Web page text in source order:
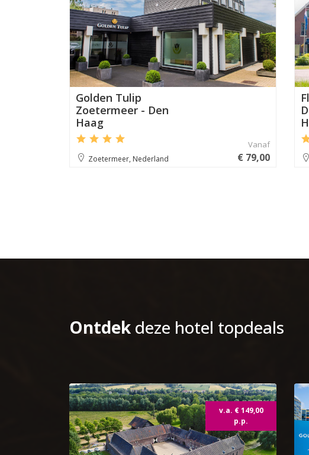
Golden Tulip
Zoetermeer - Den
Haag
Zoetermeer, Nederland
Vanaf
€ 79,00
Ontdek deze hotel topdeals
v.a. € 149,00
p.p.